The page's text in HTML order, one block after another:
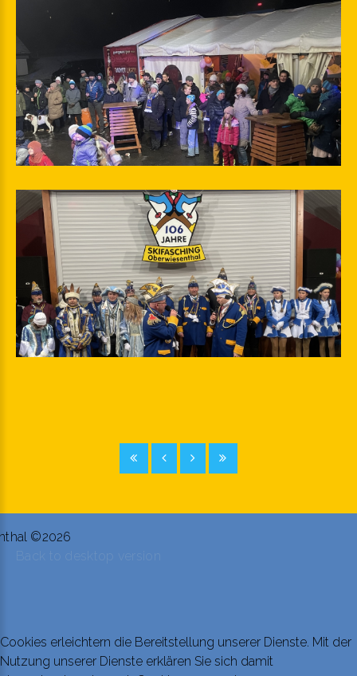
©2026
Back to desktop version
Cookies erleichtern die Bereitstellung unserer Dienste. Mit der
Nutzung unserer Dienste erklären Sie sich damit